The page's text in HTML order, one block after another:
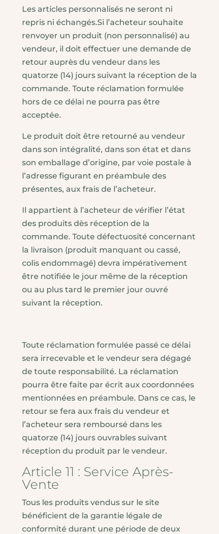
Les articles personnalisés ne seront ni
repris ni échangés.Si l’acheteur souhaite
renvoyer un produit (non personnalisé) au
vendeur, il doit effectuer une demande de
retour auprès du vendeur dans les
quatorze (14) jours suivant la réception de la
commande. Toute réclamation formulée
hors de ce délai ne pourra pas être
acceptée.
Le produit doit être retourné au vendeur
dans son intégralité, dans son état et dans
son emballage d’origine, par voie postale à
l’adresse figurant en préambule des
présentes, aux frais de l’acheteur.
Il appartient à l’acheteur de vérifier l’état
des produits dès réception de la
commande. Toute défectuosité concernant
la livraison (produit manquant ou cassé,
colis endommagé) devra impérativement
être notifiée le jour même de la réception
ou au plus tard le premier jour ouvré
suivant la réception.
Toute réclamation formulée passé ce délai
sera irrecevable et le vendeur sera dégagé
de toute responsabilité. La réclamation
pourra être faite par écrit aux coordonnées
mentionnées en préambule. Dans ce cas, le
retour se fera aux frais du vendeur et
l’acheteur sera remboursé dans les
quatorze (14) jours ouvrables suivant
réception du produit par le vendeur.
Article 11 : Service Après-
Vente
Tous les produits vendus sur le site
bénéficient de la garantie légale de
conformité durant une période de deux